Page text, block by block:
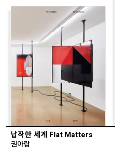
납작한 세계 Flat Matters
권아람